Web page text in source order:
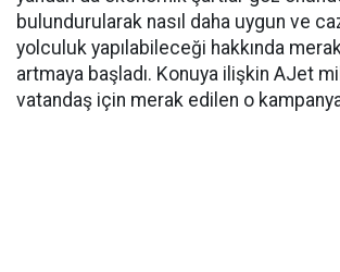
bulundurularak nasıl daha uygun ve
yolculuk yapılabileceği hakkında
artmaya başladı. Konuya ilişkin AJet
vatandaş için merak edilen o